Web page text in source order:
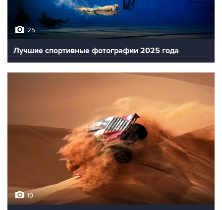
25
Лучшие спортивные фотографии 2025 года
10